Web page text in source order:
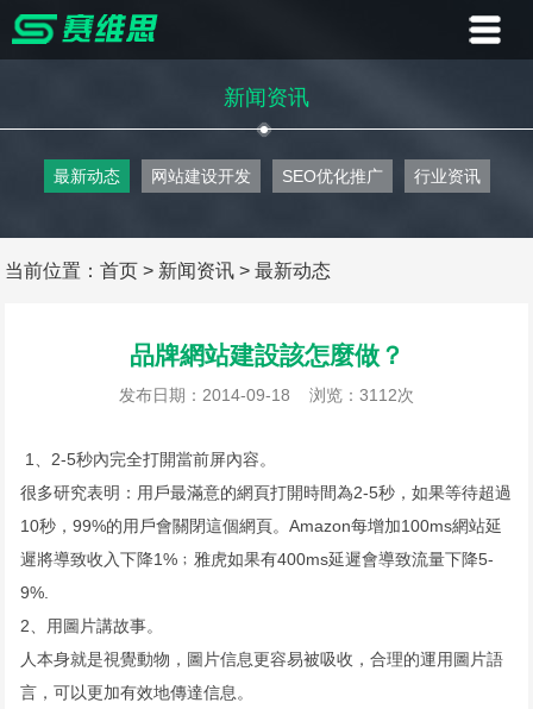
新闻资讯
最新动态 网站建设开发 SEO优化推广 行业资讯
当前位置：首页 > 新闻资讯 >最新动态
品牌網站建設該怎麼做？
发布日期：2014-09-18 浏览：3112次
1、2-5秒內完全打開當前屏內容。
很多研究表明：用戶最滿意的網頁打開時間為2-5秒，如果等待超過
10秒，99%的用戶會關閉這個網頁。Amazon每增加100ms網站延
遲將導致收入下降1%﹔雅虎如果有400ms延遲會導致流量下降5-
9%.
2、用圖片講故事。
人本身就是視覺動物，圖片信息更容易被吸收，合理的運用圖片語
言，可以更加有效地傳達信息。